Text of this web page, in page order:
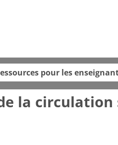
pour les
la circulation